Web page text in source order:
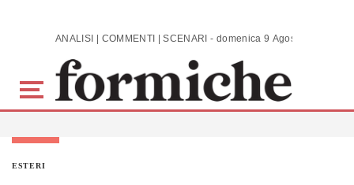
Skip to main content ANALISI | COMMENTI | SCENARI - domenica 9 Agosto 2026
ESTERI